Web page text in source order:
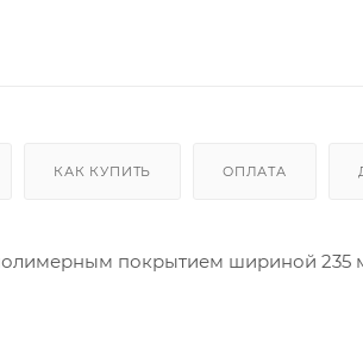
КАК КУПИТЬ ОПЛАТА
покрытием шириной 235